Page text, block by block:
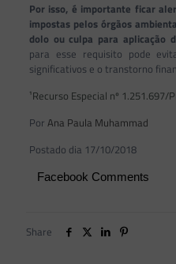
Por isso, é importante ficar
impostas pelos órgãos
dolo ou culpa para aplicação
para esse requisito pode
significativos e o transtorno
¹Recurso Especial nº 1.251.697/
Por Ana Paula Muhammad
Postado dia 17/10/2018
Facebook Comments
Share